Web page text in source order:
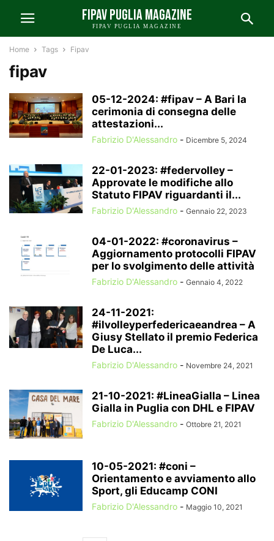
FIPAV PUGLIA MAGAZINE
FIPAV PUGLIA MAGAZINE
Home Tags Fipav
fipav
05-12-2024: #fipav – A Bari la
cerimonia di consegna delle
attestazioni...
Fabrizio D'Alessandro - Dicembre 5, 2024
22-01-2023: #federvolley –
Approvate le modifiche allo
Statuto FIPAV riguardanti il...
Fabrizio D'Alessandro - Gennaio 22, 2023
04-01-2022: #coronavirus –
Aggiornamento protocolli FIPAV
per lo svolgimento delle attività
Fabrizio D'Alessandro - Gennaio 4, 2022
24-11-2021:
#ilvolleyperfedericaeandrea – A
Giusy Stellato il premio Federica
De Luca...
Fabrizio D'Alessandro - Novembre 24, 2021
21-10-2021: #LineaGialla – Linea
Gialla in Puglia con DHL e FIPAV
Fabrizio D'Alessandro - Ottobre 21, 2021
10-05-2021: #coni –
Orientamento e avviamento allo
Sport, gli Educamp CONI
Fabrizio D'Alessandro - Maggio 10, 2021